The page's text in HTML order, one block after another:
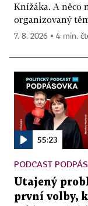
Knížáka. A něco
organizovaný
7. 8. 2026 ▪ 4 min.
55:23
PODCAST
Utajený
první volby,